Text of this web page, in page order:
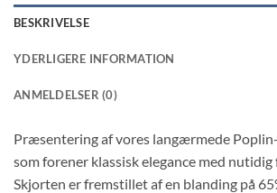
BESKRIVELSE
YDERLIGERE INFORMATION
ANMELDELSER (0)
Præsentering af vores langærmede
som forener klassisk elegance med
Skjorten er fremstillet af en blanding på